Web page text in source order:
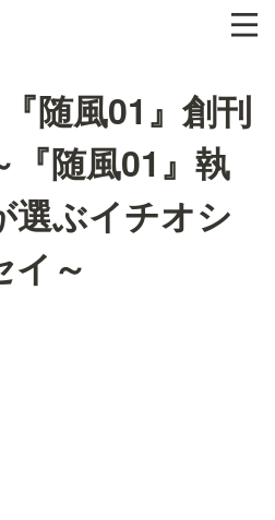
『随風01』創刊
『随風01』執
選ぶイチオシ
イ～